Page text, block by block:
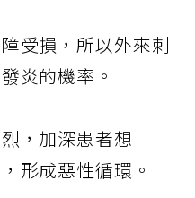
受損，所以外來刺
炎的機率。
，加深患者想
形成惡性循環。